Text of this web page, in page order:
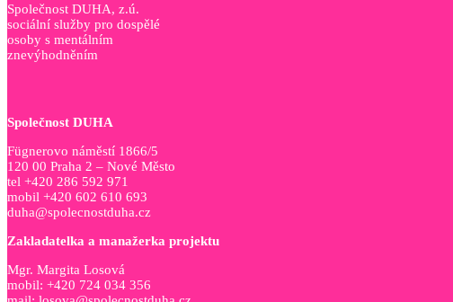
Společnost DUHA, z.ú.
sociální služby pro dospělé
osoby s mentálním
znevýhodněním
Společnost DUHA
Fügnerovo náměstí 1866/5
120 00 Praha 2 – Nové Město
tel +420 286 592 971
mobil +420 602 610 693
duha@spolecnostduha.cz
Zakladatelka a manažerka projektu
Mgr. Margita Losová
mobil: +420 724 034 356